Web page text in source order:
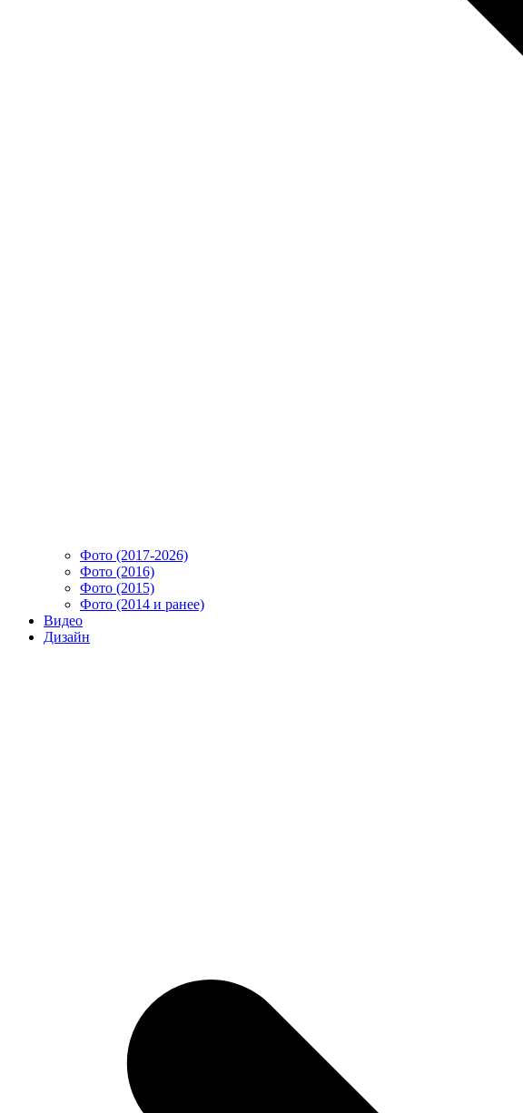
Фото (2017-2026)
Фото (2016)
Фото (2015)
Фото (2014 и ранее)
Видео
Дизайн